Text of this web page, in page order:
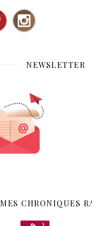
NEWSLETTER
MES CHRONIQUES